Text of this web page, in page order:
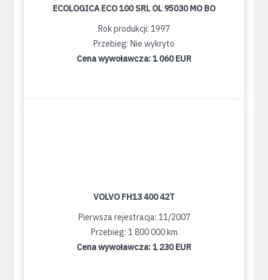
ECOLOGICA ECO 100 SRL OL 95030 MO BO
Rok produkcji: 1997
Przebieg: Nie wykryto
Cena wywoławcza:1 060 EUR
VOLVO FH13 400 42T
Pierwsza rejestracja: 11/2007
Przebieg: 1 800 000 km
Cena wywoławcza:1 230 EUR